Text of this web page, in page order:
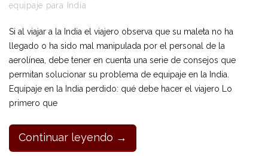
equipaje para India
Si al viajar a la India el viajero observa que su maleta no ha
llegado o ha sido mal manipulada por el personal de la
aerolínea, debe tener en cuenta una serie de consejos que
permitan solucionar su problema de equipaje en la India.
Equipaje en la India perdido: qué debe hacer el viajero Lo
primero que
Continuar leyendo →